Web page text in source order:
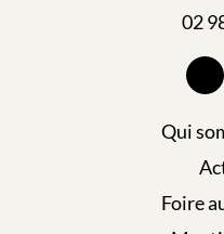
02
Qui
Foire